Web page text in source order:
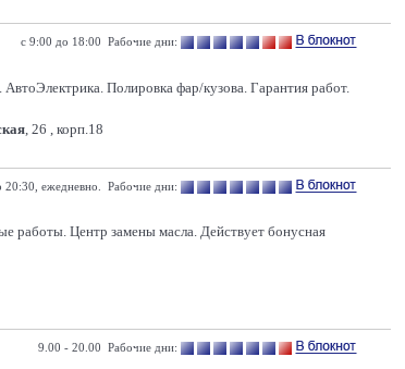
с 9:00 до 18:00 Рабочие дни:
Полировка фар/кузова. Гарантия работ.
, 26 , корп.18
20:30, ежедневно. Рабочие дни:
работы. Центр замены масла. Действует бонусная
9.00 - 20.00 Рабочие дни: